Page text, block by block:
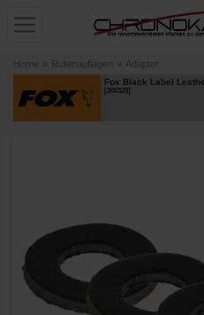
Home » Rutenauflagen » Adapter
Fox Black Label
[205328]